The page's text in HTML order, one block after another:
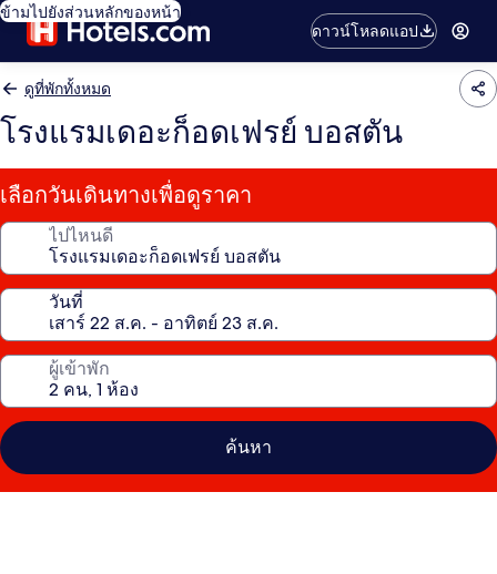
ข้ามไปยังส่วนหลักของหน้า
ดาวน์โหลดแอป
ดูที่พักทั้งหมด
โรงแรมเดอะก็อดเฟรย์ บอสตัน
เลือกวันเดินทางเพื่อดูราคา
ไปไหนดี
วันที่
ผู้เข้าพัก
ค้นหา